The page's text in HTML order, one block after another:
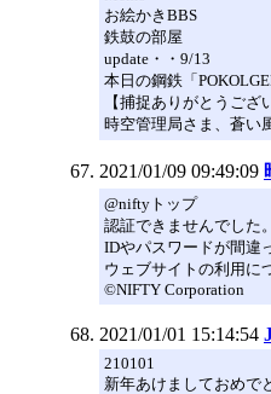
お絵かきBBS
鉄鼓の部屋
update・・9/13
本日の鋼鉄「
【捕捉ありがとうござ
時空管理局さま、蒼い
2021/01/09 09:49:09
@niftyトップ
認証できませんでした。
IDやパスワードが間違
ウェブサイトの利用に
©NIFTY Corporation
2021/01/01 15:14:54
210101
新年あけましておめで